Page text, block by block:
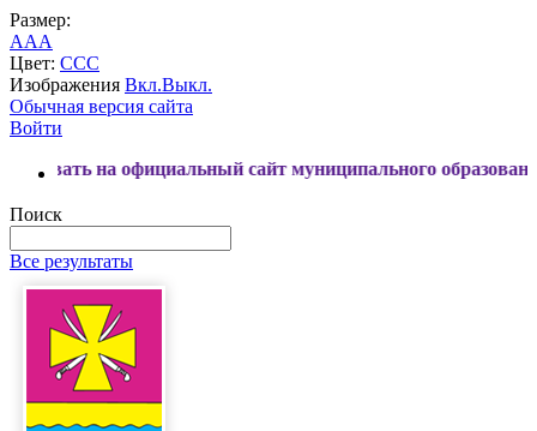
Размер:
AAA
Цвет: CCC
Изображения Вкл.Выкл.
Обычная версия сайта
Войти
официальный сайт муниципального образования Динской
Поиск
Все результаты